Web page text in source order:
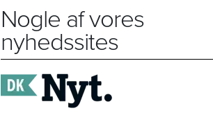
Nogle af vores
nyhedssites